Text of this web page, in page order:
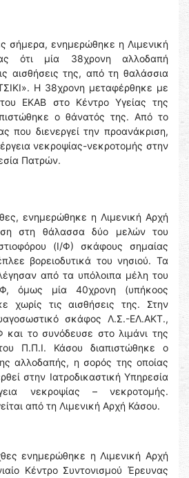
σήμερα, ενημερώθηκε η Λιμενική
ότι μία 38χρονη αλλοδαπή
αισθήσεις της, από τη θαλάσσια
Η 38χρονη μεταφέρθηκε με
ΕΚΑΒ στο Κέντρο Υγείας της
ο θάνατός της. Από το
που διενεργεί την προανάκριση,
νεκροψίας-νεκροτομής στην
Πατρών.
ενημερώθηκε η Λιμενική Αρχή
στη θάλασσα δύο μελών του
(Ι/Φ) σκάφους σημαίας
βορειοδυτικά του νησιού. Τα
από τα υπόλοιπα μέλη του
όμως μία 40χρονη (υπήκοος
χωρίς τις αισθήσεις της. Στην
σκάφος Λ.Σ.-ΕΛ.ΑΚΤ.,
και το συνόδευσε στο λιμάνι της
Π.Π.Ι. Κάσου διαπιστώθηκε ο
αλλοδαπής, η σορός της οποίας
στην Ιατροδικαστική Υπηρεσία
νεκροψίας – νεκροτομής.
από τη Λιμενική Αρχή Κάσου.
ενημερώθηκε η Λιμενική Αρχή
Κέντρο Συντονισμού Έρευνας